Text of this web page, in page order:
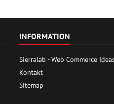
INFORMATION
Sierralab - Web Commerce
Kontakt
Sitemap